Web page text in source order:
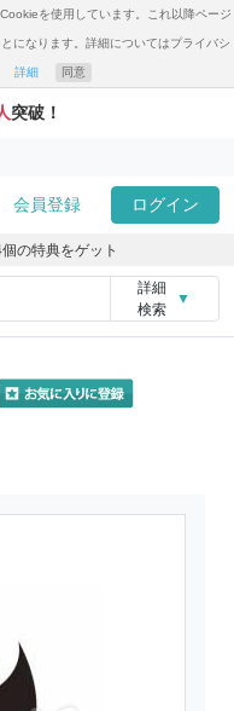
を使用しています。これ以降ページ
になります。詳細についてはプライバシ
詳細 同意
突破！
会員登録 ログイン
の特典をゲット
詳細
検索
▼